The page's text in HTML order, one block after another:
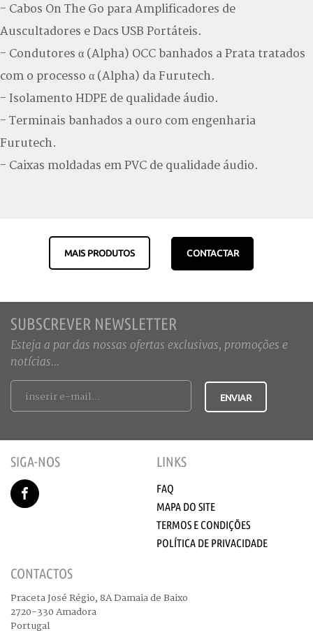
- Cabos On The Go para Amplificadores de
Auscultadores e Dacs USB Portáteis.
- Condutores α (Alpha) OCC banhados a Prata tratados
com o processo α (Alpha) da Furutech.
- Isolamento HDPE de qualidade áudio.
- Terminais banhados a ouro com engenharia
Furutech.
- Caixas moldadas em PVC de qualidade áudio.
MAIS PRODUTOS CONTACTAR
SUBSCREVER NEWSLETTER
Esteja a par das nossas ofertas exclusivas, promoções e
notícias...
SIGA-NOS LINKS
FAQ
MAPA DO SITE
TERMOS E CONDIÇÕES
POLÍTICA DE PRIVACIDADE
CONTACTOS
Praceta José Régio, 8A Damaia de Baixo
2720-330 Amadora
Portugal